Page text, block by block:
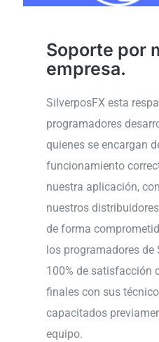
Soporte por
empresa.
SilverposFX esta
programadores
quienes se encargan
funcionamiento
nuestra aplicación,
nuestros
de forma
los programadores de
100% de satisfacción
finales con sus
capacitados
equipo.